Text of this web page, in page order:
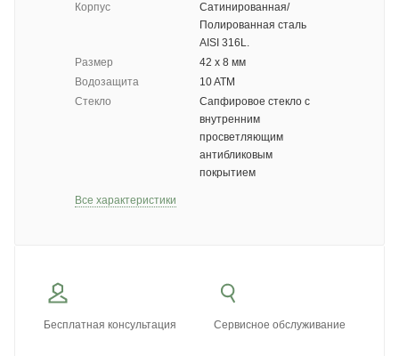
Корпус
Сатинированная/
Полированная сталь
AISI 316L.
Размер
42 x 8 мм
Водозащита
10 ATM
Стекло
Сапфировое стекло с
внутренним
просветляющим
антибликовым
покрытием
Все характеристики
Бесплатная консультация Сервисное обслуживание